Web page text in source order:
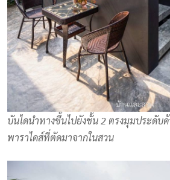
บันไดนำทางขึ้นไปยังชั้น 2 ตรงมุมประดับ
พาราไดส์ที่ตัดมาจากในสวน